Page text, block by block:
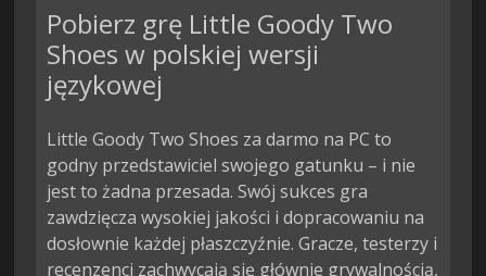
Pobierz grę Little Goody Two
Shoes w polskiej wersji
językowej
Little Goody Two Shoes za darmo na PC to
godny przedstawiciel swojego gatunku – i nie
jest to żadna przesada. Swój sukces gra
zawdzięcza wysokiej jakości i dopracowaniu na
dosłownie każdej płaszczyźnie. Gracze, testerzy i
recenzenci zachwycają się głównie grywalnością,